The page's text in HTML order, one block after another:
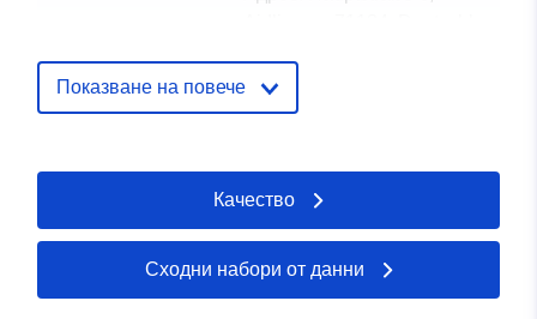
http://www.aidlingen.de
запис:
February 2026
Актуализирана на
25 July 2026
Пространствени
Координати: [ [ 8.8527239,
Показване на повече
Качество
Сходни набори от данни